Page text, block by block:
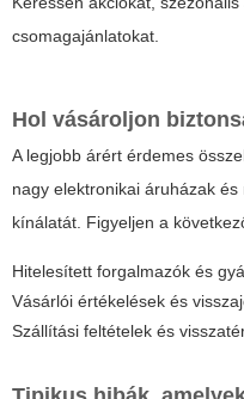
csomagajánlatokat.
Hol vásároljon
A legjobb árért érdemes
nagy elektronikai áruházak
kínálatát. Figyeljen a
Hitelesített forgalmazók és
Vásárlói értékelések és
Szállítási feltételek és